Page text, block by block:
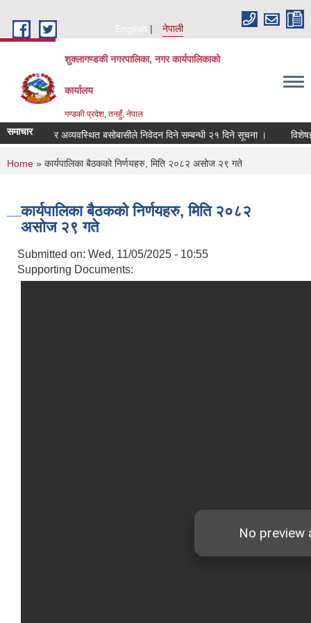
English
नेपाली
शुक्लागण्डकी नगरपालिका, नगर कार्यपालिकाको
कार्यालय
गण्डकी प्रदेश, तनहुँ, नेपाल
समाचार
सुकुम्बासी र अव्यवस्थित बसोबासीले निवेदन दिने सम्बन्धी २१ दिने सूचना ।
You are here
Home » कार्यपालिका बैठकको निर्णयहरु, मिति २०८२ असोज २९ गते
कार्यपालिका बैठकको निर्णयहरु, मिति २०८२
असोज २९ गते
Submitted on: Wed, 11/05/2025 - 10:55
Supporting Documents: